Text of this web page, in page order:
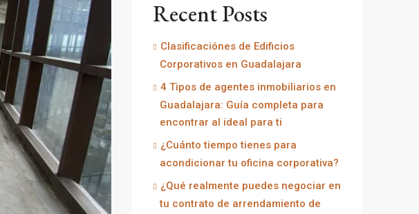
Recent Posts
Clasificaciónes de Edificios
Corporativos en Guadalajara
4 Tipos de agentes inmobiliarios en
Guadalajara: Guía completa para
encontrar al ideal para ti
¿Cuánto tiempo tienes para
acondicionar tu oficina corporativa?
¿Qué realmente puedes negociar en
tu contrato de arrendamiento de